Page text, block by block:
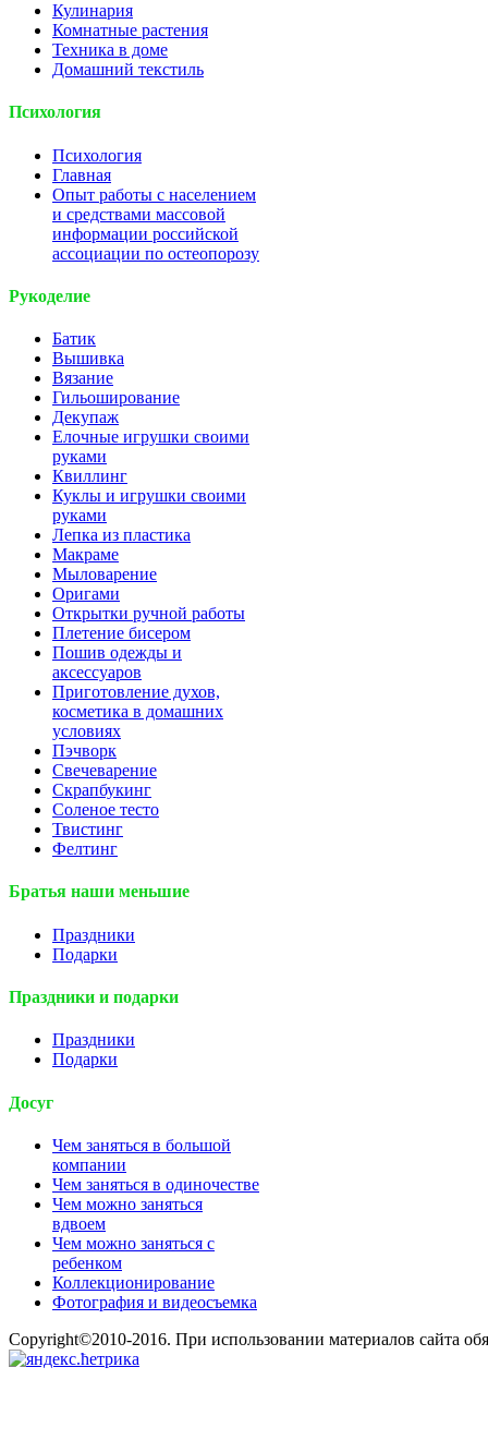
Кулинария
Комнатные растения
Техника в доме
Домашний текстиль
Психология
Психология
Главная
Опыт работы с населением
и средствами массовой
информации российской
ассоциации по остеопорозу
Рукоделие
Батик
Вышивка
Вязание
Гильоширование
Декупаж
Елочные игрушки своими
руками
Квиллинг
Куклы и игрушки своими
руками
Лепка из пластика
Макраме
Мыловарение
Оригами
Открытки ручной работы
Плетение бисером
Пошив одежды и
аксессуаров
Приготовление духов,
косметика в домашних
условиях
Пэчворк
Свечеварение
Скрапбукинг
Соленое тесто
Твистинг
Фелтинг
Братья наши меньшие
Праздники
Подарки
Праздники и подарки
Праздники
Подарки
Досуг
Чем заняться в большой
компании
Чем заняться в одиночестве
Чем можно заняться
вдвоем
Чем можно заняться с
ребенком
Коллекционирование
Фотография и видеосъемка
Copyright©2010-2016. При использовании материалов сайта